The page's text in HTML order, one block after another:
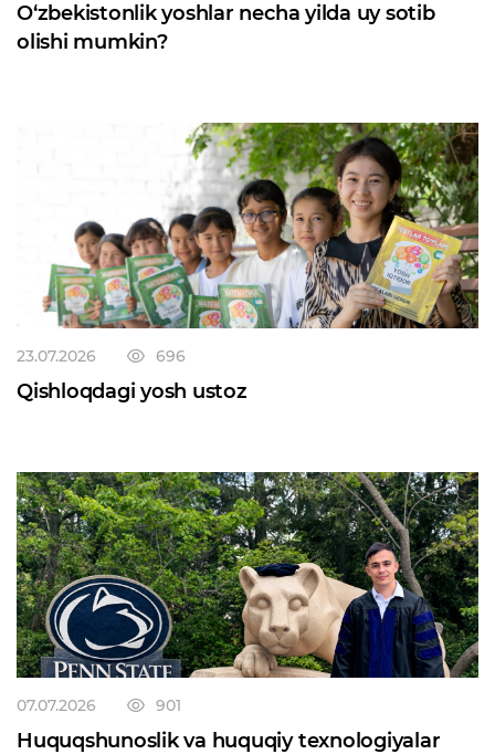
O‘zbekistonlik yoshlar necha yilda uy sotib
olishi mumkin?
23.07.2026 696
Qishloqdagi yosh ustoz
07.07.2026 901
Huquqshunoslik va huquqiy texnologiyalar